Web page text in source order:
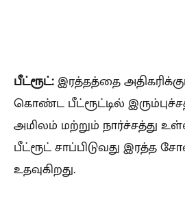
பீட்ரூட்: இரத்தத்தை
கொண்ட பீட்ரூட்டில்
அமிலம் மற்றும் நார்ச்சத்து
பீட்ரூட் சாப்பிடுவது இரத்த
உதவுகிறது.